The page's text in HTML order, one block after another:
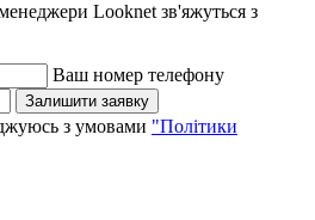
Looknet зв'яжуться з
Ваш номер телефону
Залишити заявку
з умовами "Політики